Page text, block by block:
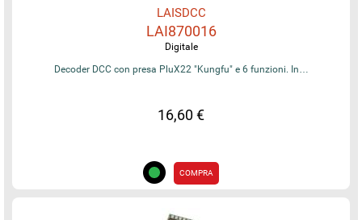
LAISDCC
LAI870016
Digitale
Decoder DCC con presa PluX22 "Kungfu" e 6 funzioni. In…
16,60 €
COMPRA